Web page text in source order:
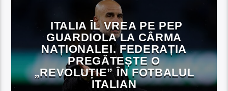
ITALIA ÎL VREA PE PEP
GUARDIOLA LA CÂRMA
NAȚIONALEI. FEDERAȚIA
PREGĂTEȘTE O
„REVOLUȚIE” ÎN FOTBALUL
ITALIAN